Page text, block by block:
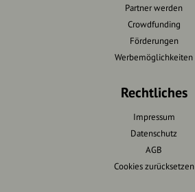
Partner werden
Crowdfunding
Förderungen
Werbemöglichkeiten
Rechtliches
Impressum
Datenschutz
AGB
Cookies zurücksetzen